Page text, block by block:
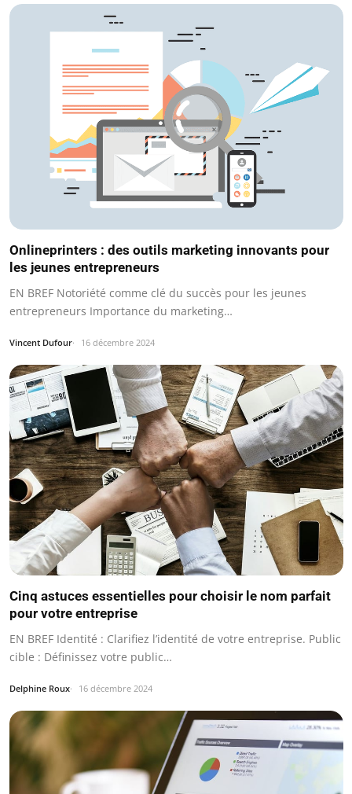
Onlineprinters : des outils marketing innovants pour
les jeunes entrepreneurs
EN BREF Notoriété comme clé du succès pour les jeunes
entrepreneurs Importance du marketing…
Vincent Dufour 16 décembre 2024
Cinq astuces essentielles pour choisir le nom parfait
pour votre entreprise
EN BREF Identité : Clarifiez l’identité de votre entreprise. Public
cible : Définissez votre public…
Delphine Roux 16 décembre 2024